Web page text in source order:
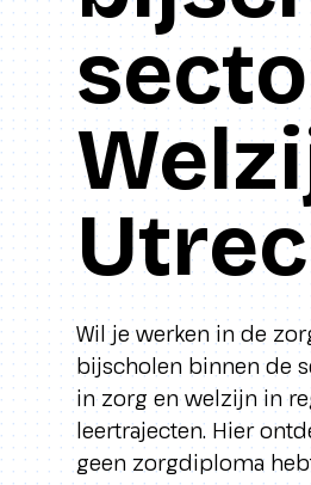
Wil je werken in de
bijscholen binnen de
in zorg en welzijn in
leertrajecten. Hier
geen zorgdiploma